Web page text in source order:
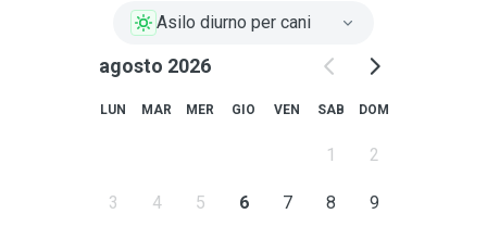
Asilo diurno per cani
agosto 2026
LUN MAR MER GIO VEN SAB DOM
1 2
3 4 5 6 7 8 9